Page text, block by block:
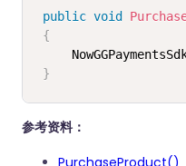
public void
{
}
参考资料：
PurchaseProduct()